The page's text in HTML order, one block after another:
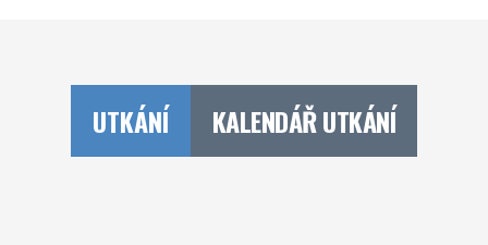
RHC Handball Club
Doprastav liga ženy
Chance Extraliga
UTKÁNÍ KALENDÁŘ UTKÁNÍ